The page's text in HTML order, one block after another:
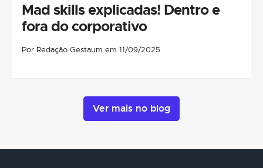
Mad skills explicadas! Dentro e
fora do corporativo
Por Redação Gestaum em 11/09/2025
Ver mais no blog